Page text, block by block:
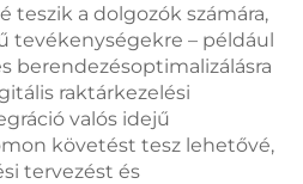
teszik a dolgozók számára,
tevékenységekre – például
berendezésoptimalizálásra
raktárkezelési
valós idejű
követést tesz lehetővé,
tervezést és